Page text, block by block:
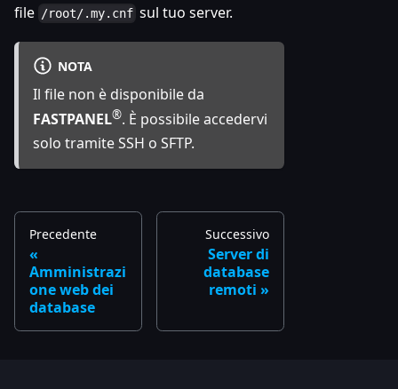
file /root/.my.cnf sul tuo server.
NOTA
Il file non è disponibile da
FASTPANEL®. È possibile accedervi
solo tramite SSH o SFTP.
Precedente
Amministrazi
one web dei
database
Successivo
Server di
database
remoti